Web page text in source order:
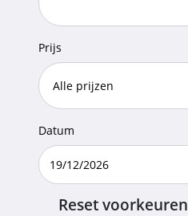
Prijs
Datum
Reset voorkeuren